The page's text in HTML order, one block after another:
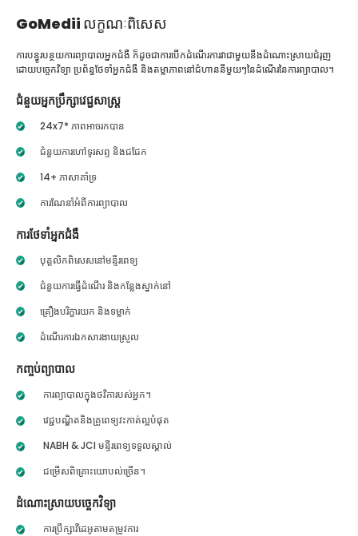
GoMedii លក្ខណៈពិសេស
ការបន្ធូរបន្ថយការព្យាបាលអ្នកជំងឺ ក៏ដូចជាការបើកដំណើរការវាជាមួយនឹងដំណោះស្រាយជំរុញ
ដោយបច្ចេកវិទ្យា ប្រព័ន្ធថែទាំអ្នកជំងឺ និងតម្លាភាពនៅជំហាននីមួយៗនៃដំណើរនៃការព្យាបាល។
ជំនួយអ្នកប្រឹក្សាវេជ្ជសាស្ត្រ
24x7* ភាពអាចរកបាន
ជំនួយការហៅទូរសព្ទ និងជជែក
14+ ភាសាគាំទ្រ
ការណែនាំអំពីការព្យាបាល
ការថែទាំអ្នកជំងឺ
បុគ្គលិកពិសេសនៅមន្ទីរពេទ្យ
ជំនួយការធ្វើដំណើរ និងកន្លែងស្នាក់នៅ
គ្រឿងបរិក្ខារយក និងទម្លាក់
ដំណើរការឯកសារងាយស្រួល
កញ្ចប់ព្យាបាល
ការព្យាបាលក្នុងថវិការបស់អ្នក។
វេជ្ជបណ្ឌិតនិងគ្រូពេទ្យវះកាត់ល្អបំផុត
NABH & JCI មន្ទីរពេទ្យទទួលស្គាល់
ជម្រើសពិគ្រោះយោបល់ច្រើន។
ដំណោះស្រាយបច្ចេកវិទ្យា
ការប្រឹក្សាវីដេអូតាមតម្រូវការ